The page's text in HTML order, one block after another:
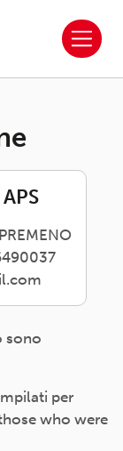
sono
per
who were